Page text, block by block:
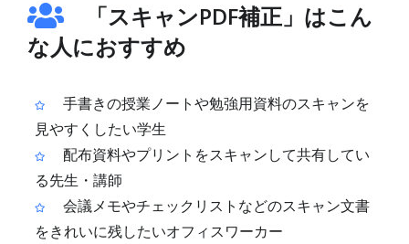
「スキャンPDF補正」はこん
な人におすすめ
手書きの授業ノートや勉強用資料のスキャンを
見やすくしたい学生
配布資料やプリントをスキャンして共有してい
る先生・講師
会議メモやチェックリストなどのスキャン文書
をきれいに残したいオフィスワーカー